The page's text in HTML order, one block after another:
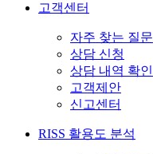
고객센터
자주 찾는 질문
상담 신청
상담 내역 확인
고객제안
신고센터
RISS 활용도 분석